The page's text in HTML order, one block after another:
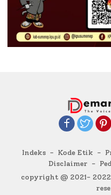
Indeks Kode Etik
Disclaimer
copyright @ 2021-